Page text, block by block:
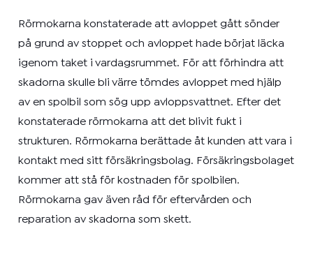
Rörmokarna konstaterade att avloppet gått sönder
på grund av stoppet och avloppet hade börjat läcka
igenom taket i vardagsrummet. För att förhindra att
skadorna skulle bli värre tömdes avloppet med hjälp
av en spolbil som sög upp avloppsvattnet. Efter det
konstaterade rörmokarna att det blivit fukt i
strukturen. Rörmokarna berättade åt kunden att vara i
kontakt med sitt försäkringsbolag. Försäkringsbolaget
kommer att stå för kostnaden för spolbilen.
Rörmokarna gav även råd för eftervården och
reparation av skadorna som skett.